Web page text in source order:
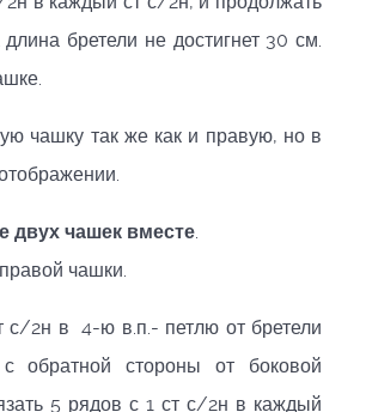
длина бретели не достигнет 30 см.
чашку так же как и правую, но в
двух чашек вместе.
чашки.
с/2н в 4-ю в.п.- петлю от бретели
стороны от боковой
5 рядов с 1 ст с/2н в каждый